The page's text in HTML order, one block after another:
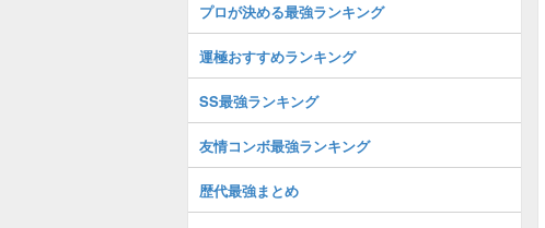
プロが決める最強ランキング
運極おすすめランキング
SS最強ランキング
友情コンボ最強ランキング
歴代最強まとめ